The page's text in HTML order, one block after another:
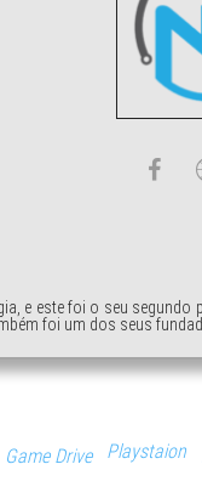
e este foi o seu
foi um dos seus
Game Drive Playstaion